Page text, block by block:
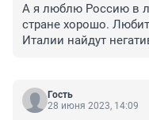
А я люблю Россию в
стране хорошо.
Италии найдут
Гость
28 июня 2023, 14:09